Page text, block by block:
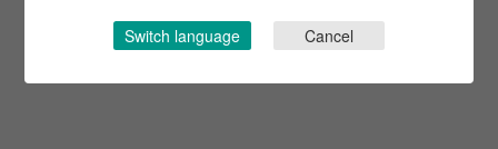
Switch language Cancel